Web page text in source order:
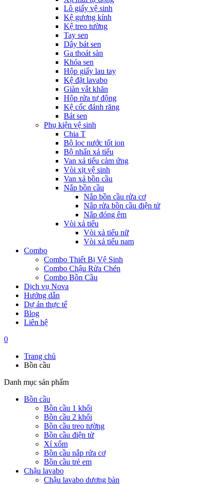
Lô giấy vệ sinh
Kệ gương kính
Kệ treo tường
Tay sen
Dây bát sen
Ga thoát sàn
Khóa sen
Hộp giấy lau tay
Kệ đặt lavabo
Giàn vắt khăn
Hộp rửa tự động
Kệ cốc đánh răng
Bát sen
Phụ kiện vệ sinh
Chia T
Bộ lọc nước tốt ion
Bộ nhấn xả tiểu
Van xả tiểu cảm ứng
Vòi xịt vệ sinh
Van xả bồn cầu
Nắp bồn cầu
Nắp bồn cầu rửa cơ
Nắp rửa bồn cầu điện tử
Nắp đóng êm
Vòi xả tiểu
Vòi xả tiểu nữ
Vòi xả tiểu nam
Combo
Combo Thiết Bị Vệ Sinh
Combo Chậu Rửa Chén
Combo Bồn Cầu
Dịch vụ Nova
Hướng dẫn
Dự án thực tế
Blog
Liên hệ
0
Trang chủ
Bồn cầu
Danh mục sản phẩm
Bồn cầu
Bồn cầu 1 khối
Bồn cầu 2 khối
Bồn cầu treo tường
Bồn cầu điện tử
Xí xổm
Bồn cầu nắp rửa cơ
Bồn cầu trẻ em
Chậu lavabo
Chậu lavabo dương bàn